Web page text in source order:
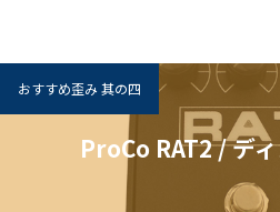
おすすめ歪み 其の四
ProCo RAT2 / デ